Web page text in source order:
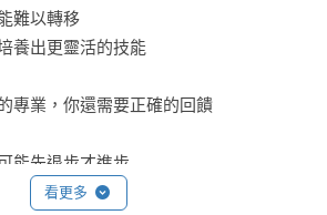
難以轉移
養出更靈活的技能
專業，你還需要正確的回饋
能先退步才進步
看更多